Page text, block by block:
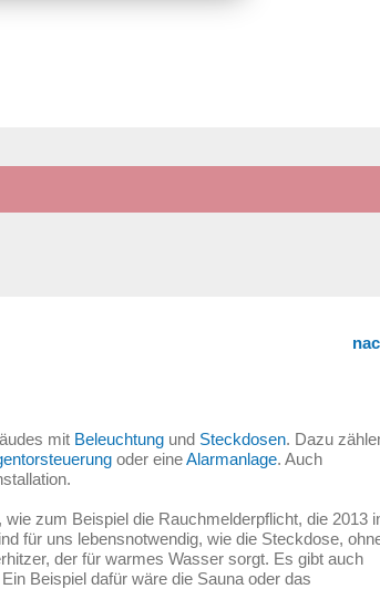
mit Beleuchtung und Steckdosen. Dazu
oder eineAlarmanlage. Auch
zum Beispiel die Rauchmelderpflicht, die 2013
für uns lebensnotwendig, wie die Steckdose,
der für warmes Wasser sorgt. Es gibt auch
Beispiel dafür wäre die Sauna oder das